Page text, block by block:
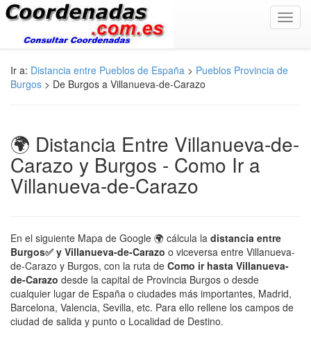
Ir a: Distancia entre Pueblos de España > Pueblos Provincia de
Burgos > De Burgos a Villanueva-de-Carazo
🌍 Distancia Entre Villanueva-de-
Carazo y Burgos - Como Ir a
Villanueva-de-Carazo
En el siguiente Mapa de Google 🌍 cálcula la distancia entre
Burgos✅ y Villanueva-de-Carazo o viceversa entre Villanueva-
de-Carazo y Burgos, con la ruta de Como ir hasta Villanueva-
de-Carazo desde la capital de Provincia Burgos o desde
cualquier lugar de España o ciudades más importantes, Madrid,
Barcelona, Valencia, Sevilla, etc. Para ello rellene los campos de
ciudad de salida y punto o Localidad de Destino.